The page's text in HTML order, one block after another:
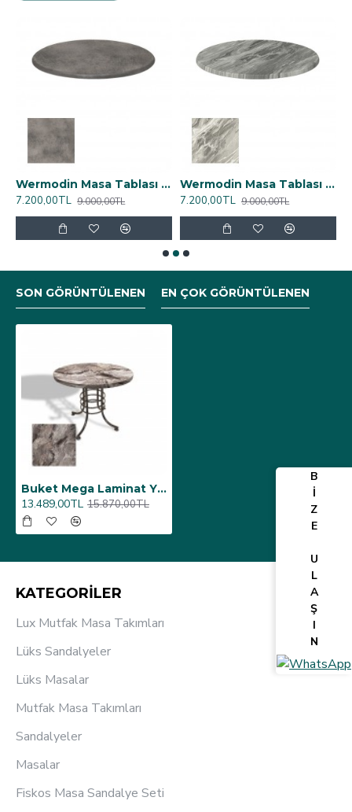
Wermodin Masa Tablası Yuvarlak 107 cm - Copperfield
7.200,00TL 9.000,00TL
Wermodin Masa Tablası Yuvarlak 107 cm - Lavant
7.200,00TL 9.000,00TL
SON GÖRÜNTÜLENEN EN ÇOK GÖRÜNTÜLENEN
Buket Mega Laminat Yuvarlak Mutfak Masası Q120 - Sydney
13.489,00TL 15.870,00TL
KATEGORİLER
Lux Mutfak Masa Takımları
Lüks Sandalyeler
Lüks Masalar
Mutfak Masa Takımları
Sandalyeler
Masalar
Fiskos Masa Sandalye Seti
B
İ
Z
E
U
L
A
Ş
I
N